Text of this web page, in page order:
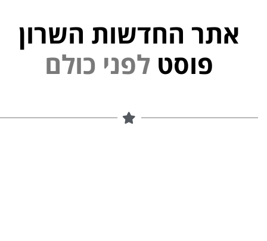
אתר החדשות השרון
פוסט